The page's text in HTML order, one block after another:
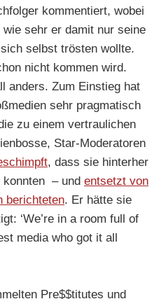
kommentiert, wobei
sehr er damit nur seine
selbst trösten wollte.
nicht kommen wird.
anders. Zum Einstieg hat
sehr pragmatisch
zu einem vertraulichen
Star-Moderatoren
, dass sie hinterher
konnten – und entsetzt von
berichteten. Er hätte sie
‘We’re in a room full of
media who got it all
Pre$$titutes und